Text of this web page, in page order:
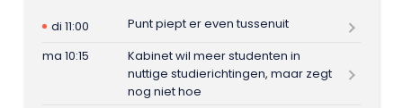
di 11:00
Punt piept er even tussenuit
ma 10:15
Kabinet wil meer studenten in
nuttige studierichtingen, maar zegt
nog niet hoe